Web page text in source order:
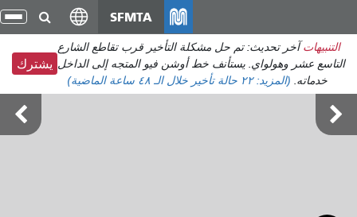
انتقل
إلى
المحتوى
الرئيسي
SFMTA
التنبيهات آخر تحديث: تم حل مشكلة التأخير قرب تقاطع الشارع
التاسع عشر وهولواي. يستأنف خط أوشن فيو المتجه إلى الداخل
خدماته. (المزيد:٢٢ حالة تأخير خلال الـ ٤٨ ساعة الماضية)
يشترك